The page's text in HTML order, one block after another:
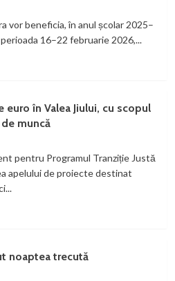
vor beneficia, în anul școlar 2025–
16–22 februarie 2026,...
în Valea Jiului, cu scopul
muncă
pentru Programul Tranziție Justă
apelului de proiecte destinat
noaptea trecută